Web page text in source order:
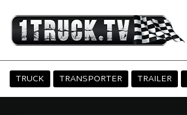
TRUCK TRANSPORTER TRAILER